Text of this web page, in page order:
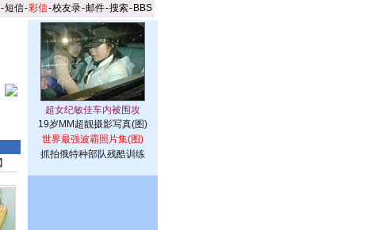
-短信-彩信-校友录-邮件-搜索- BBS
】
19岁MM超靓摄影写真(图)
世界最强波霸照片集(图)
抓拍俄特种部队残酷训练